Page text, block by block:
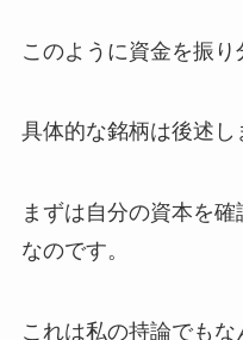
このように資金を振り
具体的な銘柄は後述し
まずは自分の資本を
なのです。
これは私の持論でもな